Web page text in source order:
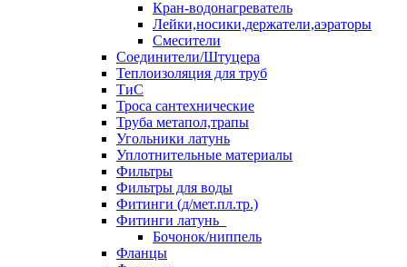
Кран-водонагреватель
Лейки,носики,держатели,аэраторы
Смесители
Соединители/Штуцера
Теплоизоляция для труб
ТиС
Троса сантехнические
Труба метапол,трапы
Угольники латунь
Уплотнительные материалы
Фильтры
Фильтры для воды
Фитинги (д/мет.пл.тр.)
Фитинги латунь
Бочонок/ниппель
Фланцы